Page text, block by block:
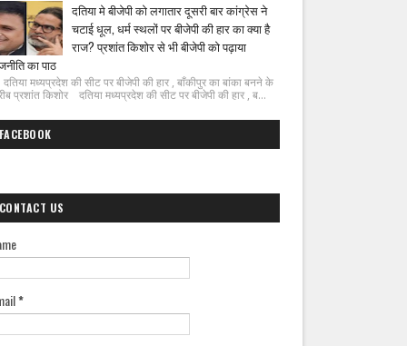
दतिया मे बीजेपी को लगातार दूसरी बार कांग्रेस ने
चटाई धूल, धर्म स्थलों पर बीजेपी की हार का क्या है
राज? प्रशांत किशोर से भी बीजेपी को पढ़ाया
का पाठ
मध्यप्रदेश की सीट पर बीजेपी की हार , बाँकीपुर का बांका बनने के
प्रशांत किशोर दतिया मध्यप्रदेश की सीट पर बीजेपी की हार , ब...
US
*